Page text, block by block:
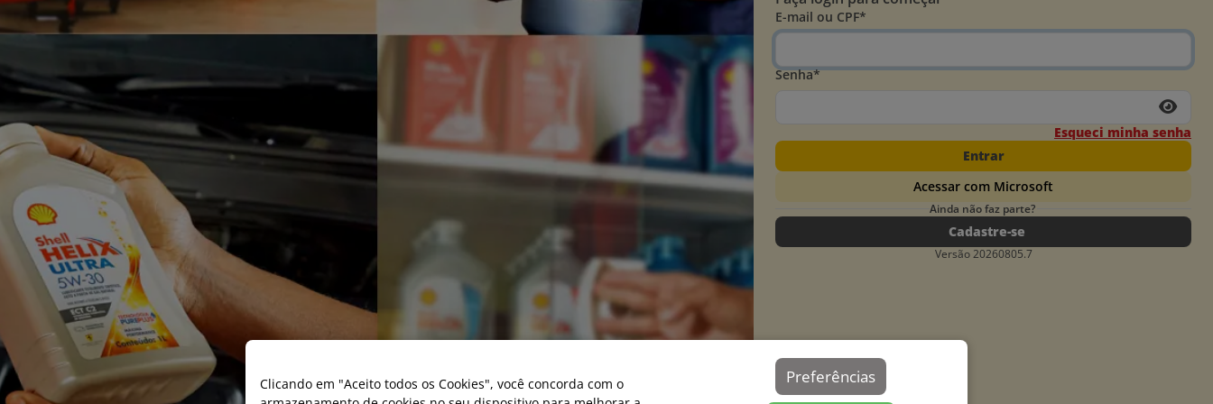
Clicando em "Aceito todos os Cookies", você concorda com o
Preferências
E-mail ou CPF*
Senha*
Esqueci minha senha
Entrar
Acessar com Microsoft
Ainda não faz parte?
Cadastre-se
Versão 20260805.7